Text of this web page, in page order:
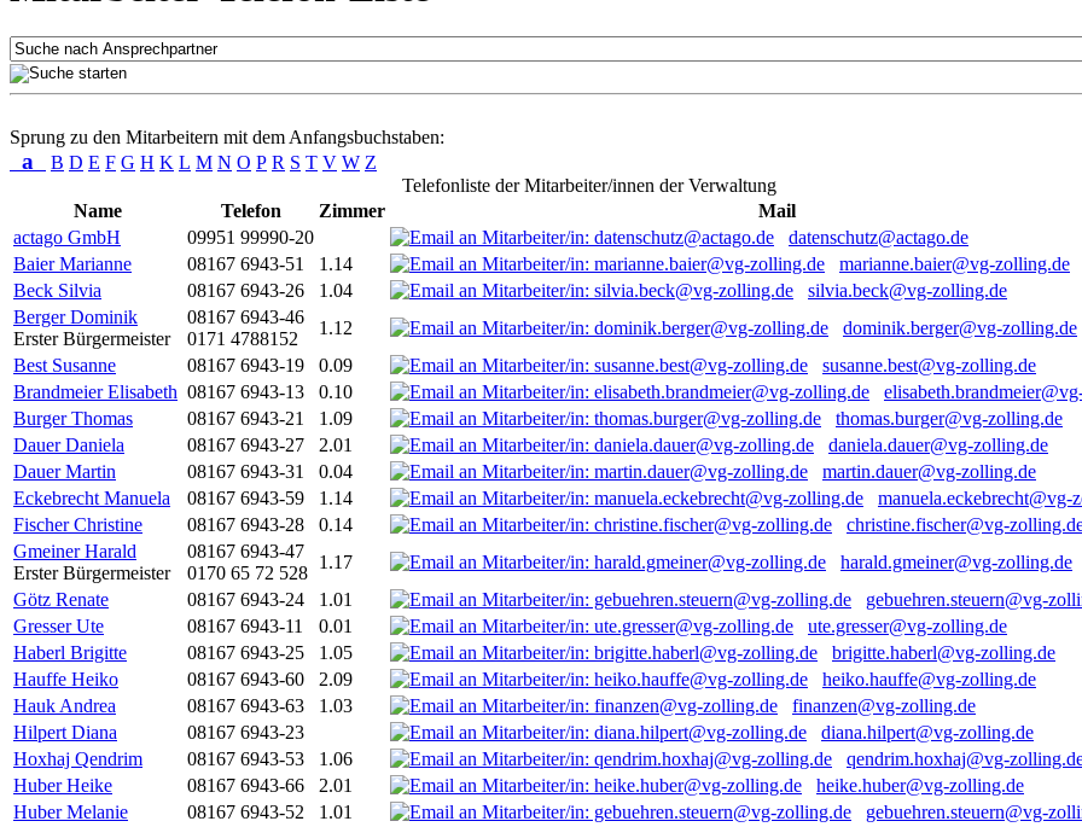
Sprung zu den Mitarbeitern mit dem Anfangsbuchstaben:
a B D E F G H K L M N O P R S T V W Z
Telefonliste der Mitarbeiter/innen der Verwaltung
Name
Telefon Zimmer
Mail
actago GmbH
09951 99990-20
datenschutz@actago.de
Baier Marianne
08167 6943-51 1.14
marianne.baier@vg-zolling.de
Beck Silvia
08167 6943-26 1.04
silvia.beck@vg-zolling.de
Berger Dominik
Erster Bürgermeister
08167 6943-46
0171 4788152
1.12
dominik.berger@vg-zolling.de
Best Susanne
08167 6943-19 0.09
susanne.best@vg-zolling.de
Brandmeier Elisabeth 08167 6943-13 0.10
Burger Thomas
08167 6943-21 1.09
thomas.burger@vg-zolling.de
Dauer Daniela
08167 6943-27 2.01
daniela.dauer@vg-zolling.de
Dauer Martin
08167 6943-31 0.04
martin.dauer@vg-zolling.de
Eckebrecht Manuela
08167 6943-59 1.14
manuela.eckebrecht@vg-
Fischer Christine
08167 6943-28 0.14
christine.fischer@vg-
Gmeiner Harald
Erster Bürgermeister
08167 6943-47
0170 65 72 528
1.17
harald.gmeiner@vg-zolling.de
Götz Renate
08167 6943-24 1.01
gebuehren.steuern@vg-
Gresser Ute
08167 6943-11 0.01
ute.gresser@vg-zolling.de
Haberl Brigitte
08167 6943-25 1.05
brigitte.haberl@vg-zolling.de
Hauffe Heiko
08167 6943-60 2.09
heiko.hauffe@vg-zolling.de
Hauk Andrea
08167 6943-63 1.03
finanzen@vg-zolling.de
Hilpert Diana
08167 6943-23
diana.hilpert@vg-zolling.de
Hoxhaj Qendrim
08167 6943-53 1.06
qendrim.hoxhaj@vg-
Huber Heike
08167 6943-66 2.01
heike.huber@vg-zolling.de
Huber Melanie
08167 6943-52 1.01
gebuehren.steuern@vg-